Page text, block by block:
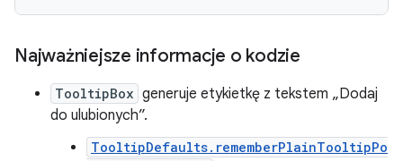
Najważniejsze informacje o kodzie
TooltipBox generuje etykietkę z tekstem „Dodaj
do ulubionych”.
TooltipDefaults.rememberPlainTooltipPo